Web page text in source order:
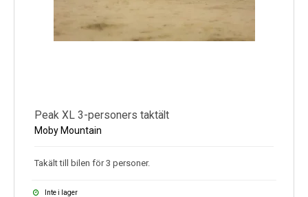
Peak XL 3-personers taktält
Moby Mountain
Takält till bilen för 3 personer.
Inte i lager